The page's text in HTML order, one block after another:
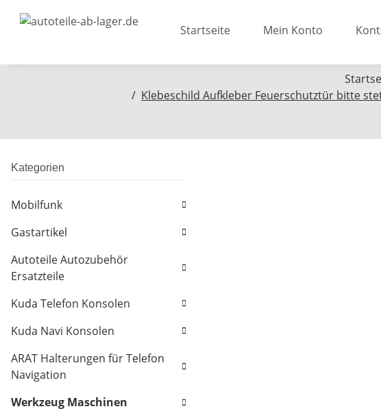
Startseite Mein Konto
Klebeschild Aufkleber Feuerschutztür bitte
Kategorien
Mobilfunk
Gastartikel
Autoteile Autozubehör
Ersatzteile
Kuda Telefon Konsolen
Kuda Navi Konsolen
ARAT Halterungen für Telefon
Navigation
Werkzeug Maschinen